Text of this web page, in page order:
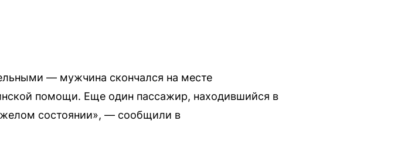
— мужчина скончался на месте
помощи. Еще один пассажир, находившийся в
состоянии», — сообщили в